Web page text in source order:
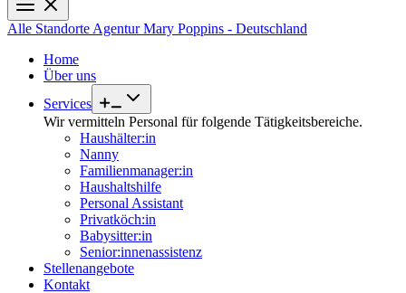
Alle Standorte Agentur Mary Poppins - Deutschland
Home
Über uns
Services
Wir vermitteln Personal für folgende Tätigkeitsbereiche.
Haushälter:in
Nanny
Familienmanager:in
Haushaltshilfe
Personal Assistant
Privatköch:in
Babysitter:in
Senior:innenassistenz
Stellenangebote
Kontakt